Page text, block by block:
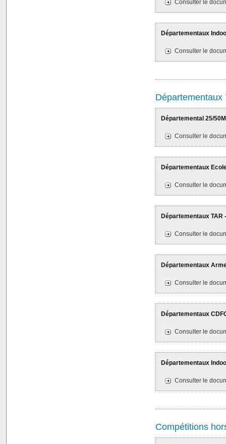
Consulter le
Départementaux
Consulter le
Départementaux
Départemental 25/
Consulter le
Départementaux
Consulter le
Départementaux TAR
Consulter le
Départementaux
Consulter le
Départementaux
Consulter le
Départementaux
Consulter le
Compétitions